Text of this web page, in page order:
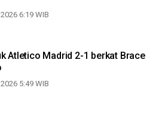
6:19 WIB
Atletico Madrid 2-1 berkat Brace
5:49 WIB